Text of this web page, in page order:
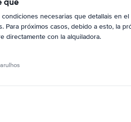
necesarias que detallais en
Para próximos casos, debido a esto, la
directamente con la alquiladora.